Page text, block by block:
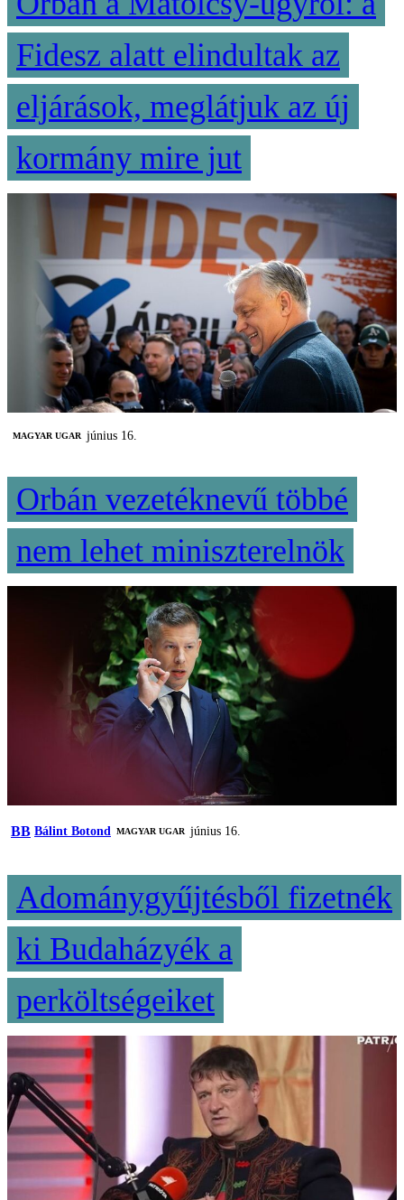
Fidesz alatt elindultak az
eljárások, meglátjuk az új
kormány mire jut
MAGYAR UGAR június 16.
Orbán vezetéknevű többé
nem lehet miniszterelnök
BB Bálint Botond MAGYAR UGAR június 16.
Adománygyűjtésből fizetnék
ki Budaházyék a
perköltségeiket